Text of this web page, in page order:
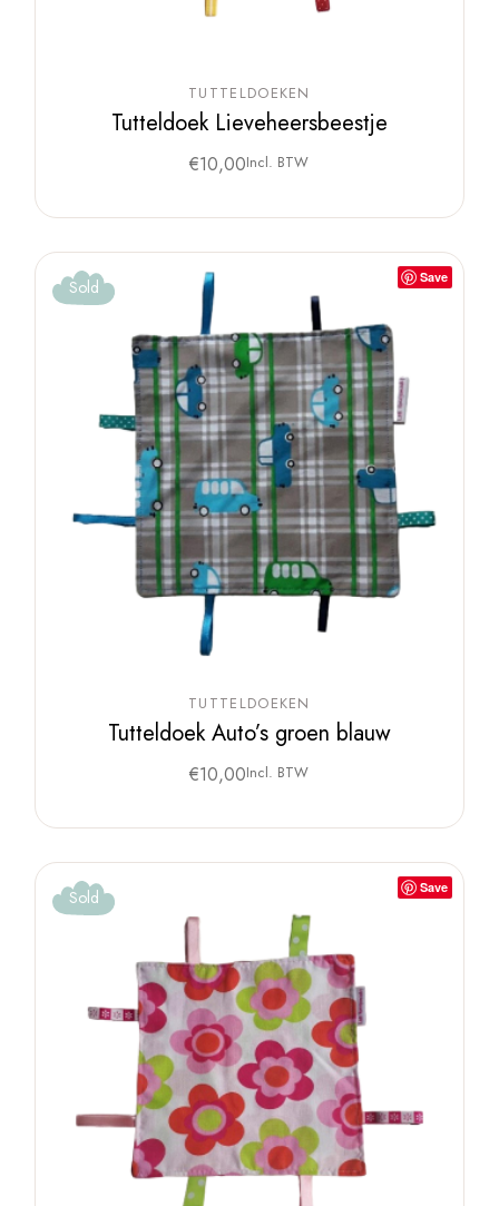
TUTTELDOEKEN
Tutteldoek Lieveheersbeestje
€10,00Incl. BTW
Save
Sold
TUTTELDOEKEN
Tutteldoek Auto’s groen blauw
€10,00Incl. BTW
Save
Sold